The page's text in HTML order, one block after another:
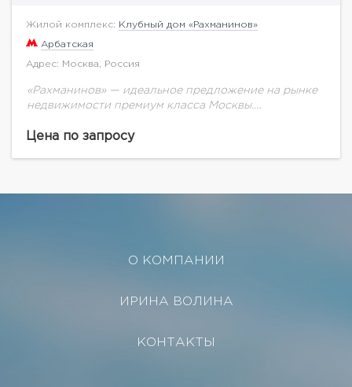
Жилой комплекс: Клубный дом «Рахманинов»
Арбатская
Адрес: Москва, Россия
«Рахманинов» — идеальное предложение на рынке
недвижимости премиум ­класса Москвы.
кв.м. Дом расположен в центре столицы, в стороне
Цена по запросу
О КОМПАНИИ
ИРИНА ВОЛИНА
КОНТАКТЫ